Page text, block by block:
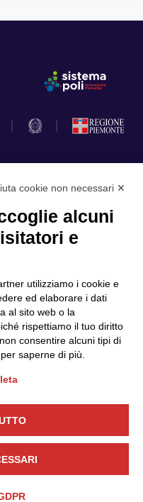
e bandi
& Eventi
CONTATTACI
cookie non necessari ✕
alcuni
e
utilizziamo i cookie e
ed elaborare i dati
al sito web o la
rispettiamo il tuo diritto
consentire alcuni tipi di
saperne di più.